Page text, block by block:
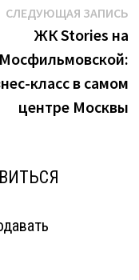
СЛЕДУЮЩАЯ ЗАПИСЬ
ЖК Stories на
Мосфильмовской:
класс в самом
центре Москвы